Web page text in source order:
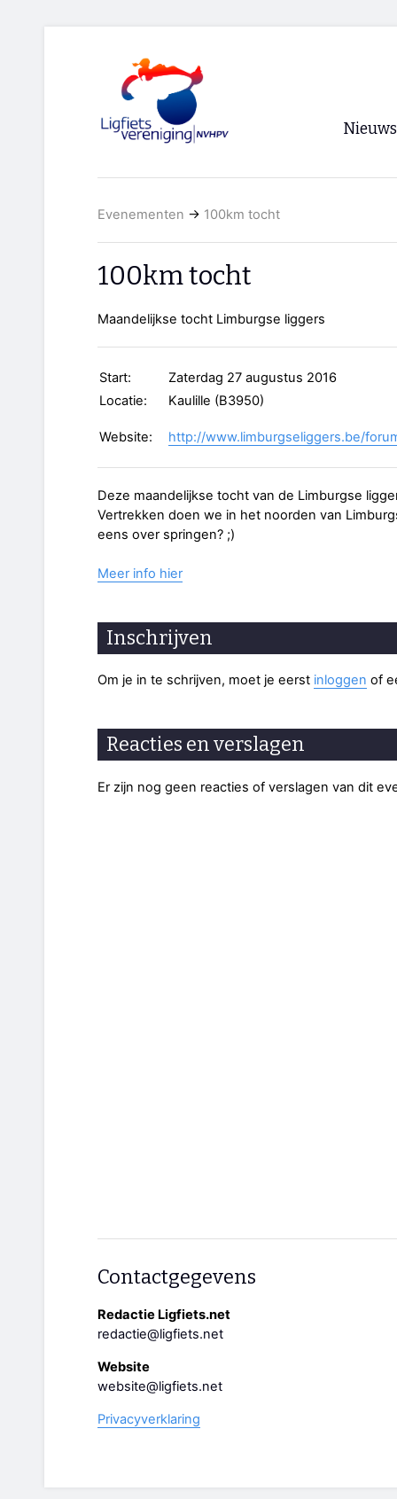
Nieuws
Evenementen → 100km tocht
100km tocht
Maandelijkse tocht Limburgse liggers
Start:
Zaterdag 27 augustus 2016
Locatie:
Kaulille (B3950)
Website: http://www.limburgseliggers.be/
Deze maandelijkse tocht van de Limburgse
Vertrekken doen we in het noorden van
eens over springen? ;)
Meer info hier
Inschrijven
Om je in te schrijven, moet je eerst inloggen of
Reacties en verslagen
Er zijn nog geen reacties of verslagen van dit
Contactgegevens
Redactie Ligfiets.net
redactie@ligfiets.net
Website
website@ligfiets.net
Privacyverklaring